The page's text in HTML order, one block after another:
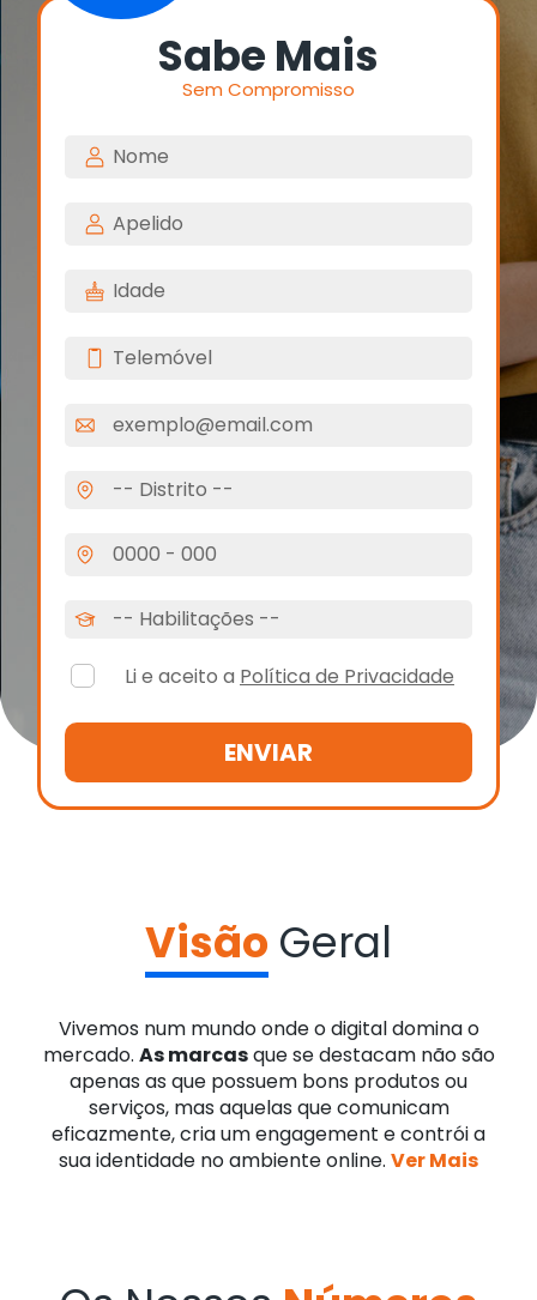
Sabe Mais
Sem Compromisso
Li e aceito a Política de Privacidade
Visão Geral
Vivemos num mundo onde o digital domina o
mercado. As marcasque se destacam não são
apenas as que possuem bons produtos ou
serviços, mas aquelas que comunicam
eficazmente, cria um engagement e contrói a
sua identidade no ambiente online. Ver Mais